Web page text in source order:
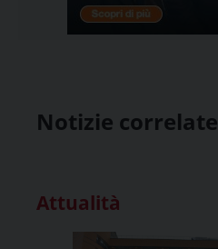
Notizie correlate
Attualità